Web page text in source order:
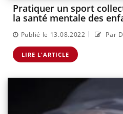
Pratiquer un sport
la santé mentale des
Publié le 13.08.2022 | Par
LIRE L'ARTICLE